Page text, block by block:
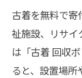
古着を無料で
祉施設、リサイ
は「古着 回収
ると、設置場所